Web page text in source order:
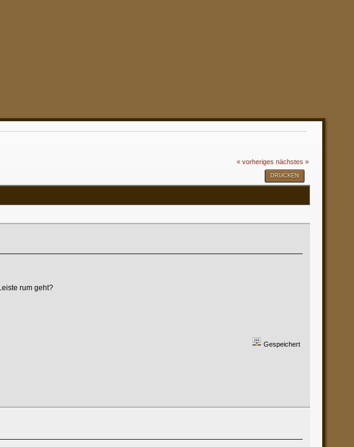
« vorheriges nächstes »
DRUCKEN
rum geht?
Gespeichert